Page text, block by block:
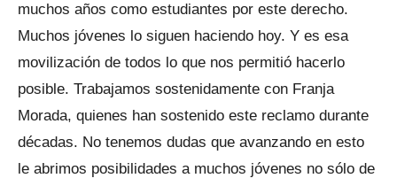
muchos años como estudiantes por este derecho.
Muchos jóvenes lo siguen haciendo hoy. Y es esa
movilización de todos lo que nos permitió hacerlo
posible. Trabajamos sostenidamente con Franja
Morada, quienes han sostenido este reclamo durante
décadas. No tenemos dudas que avanzando en esto
le abrimos posibilidades a muchos jóvenes no sólo de